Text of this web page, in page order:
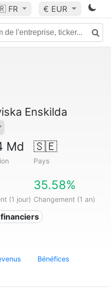
FR € EUR
Enskilda
Md 🇸🇪
Pays
(1 jour)
35.58%
Changement (1 an)
Bénéfices